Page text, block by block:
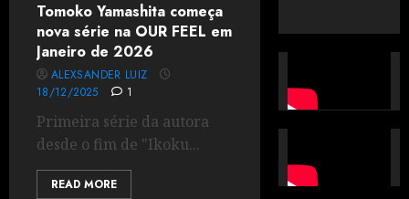
Tomoko Yamashita começa
nova série na OUR FEEL em
Janeiro de 2026
ALEXSANDER LUIZ
18/12/2025
1
Primeira série da autora
desde o fim de "Ikoku...
READ MORE